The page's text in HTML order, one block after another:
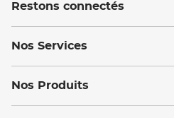
Restons connectés
Nos Services
Nos Produits